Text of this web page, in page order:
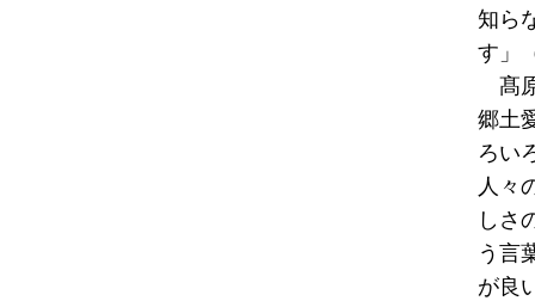
知ら
す」
髙
郷土
ろい
人々
しさ
う言
が良